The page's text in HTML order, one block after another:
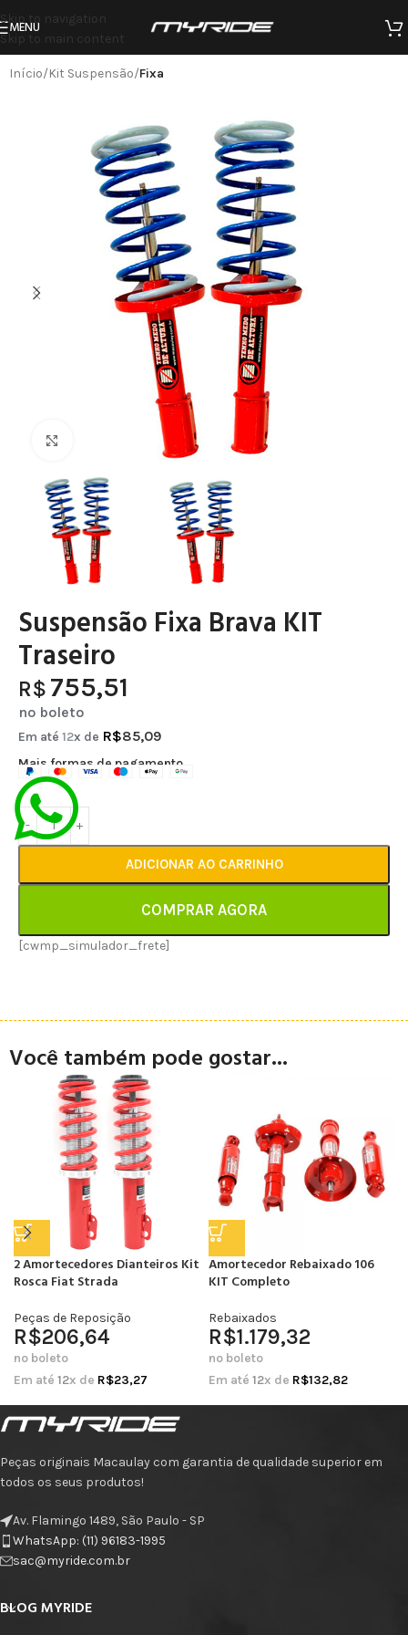
Skip to navigation
Skip to main content
MENU
Início Kit Suspensão Fixa
Clique para ampliar
Suspensão Fixa Brava KIT
Traseiro
R$ 755,51
no boleto
Em até 12x de R$85,09
Mais formas de pagamento
ADICIONAR AO CARRINHO
COMPRAR AGORA
[cwmp_simulador_frete]
Você também pode gostar...
2 Amortecedores Dianteiros Kit
Rosca Fiat Strada
Peças de Reposição
R$206,64
no boleto
Em até 12x de R$23,27
Amortecedor Rebaixado 106
KIT Completo
Rebaixados
R$1.179,32
no boleto
Em até 12x de R$132,82
Peças originais Macaulay com garantia de qualidade superior em
todos os seus produtos!
Av. Flamingo 1489, São Paulo - SP
WhatsApp: (11) 96183-1995
sac@myride.com.br
BLOG MYRIDE